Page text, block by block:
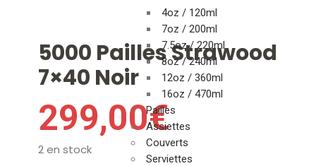
4oz / 120ml
7oz / 200ml
7.5oz / 220ml
8oz / 240ml
12oz / 360ml
16oz / 470ml
Pailles
Assiettes
Couverts
Serviettes
5000 Pailles Strawood
7×40 Noir
299,00€
2 en stock